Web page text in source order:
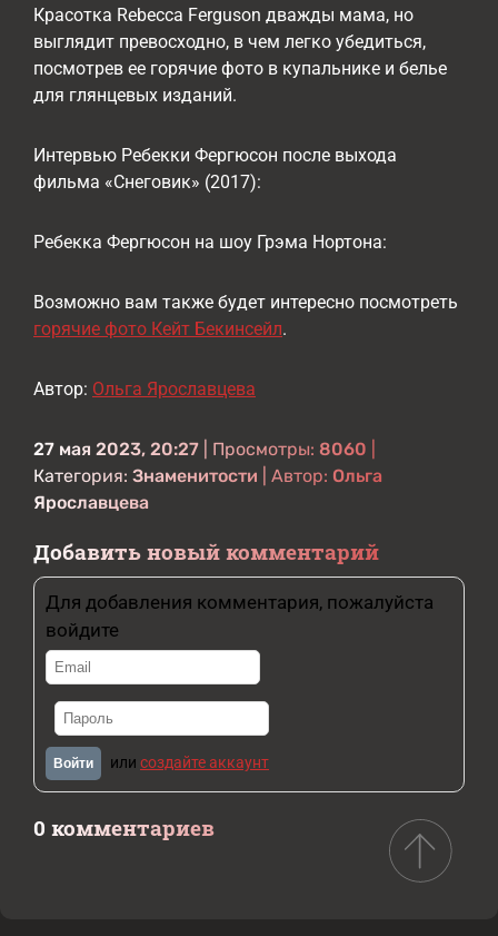
Красотка Rebecca Ferguson дважды мама, но
выглядит превосходно, в чем легко убедиться,
посмотрев ее горячие фото в купальнике и белье
для глянцевых изданий.
Интервью Ребекки Фергюсон после выхода
фильма «Снеговик» (2017):
Ребекка Фергюсон на шоу Грэма Нортона:
Возможно вам также будет интересно посмотреть
горячие фото Кейт Бекинсейл.
Автор: Ольга Ярославцева
27 мая 2023, 20:27 | Просмотры: 8060
Категория: Знаменитости | Автор: Ольга
Ярославцева
Добавить новый комментарий
Для добавления комментария, пожалуйста
войдите
Войти или создайте аккаунт
0 комментариев